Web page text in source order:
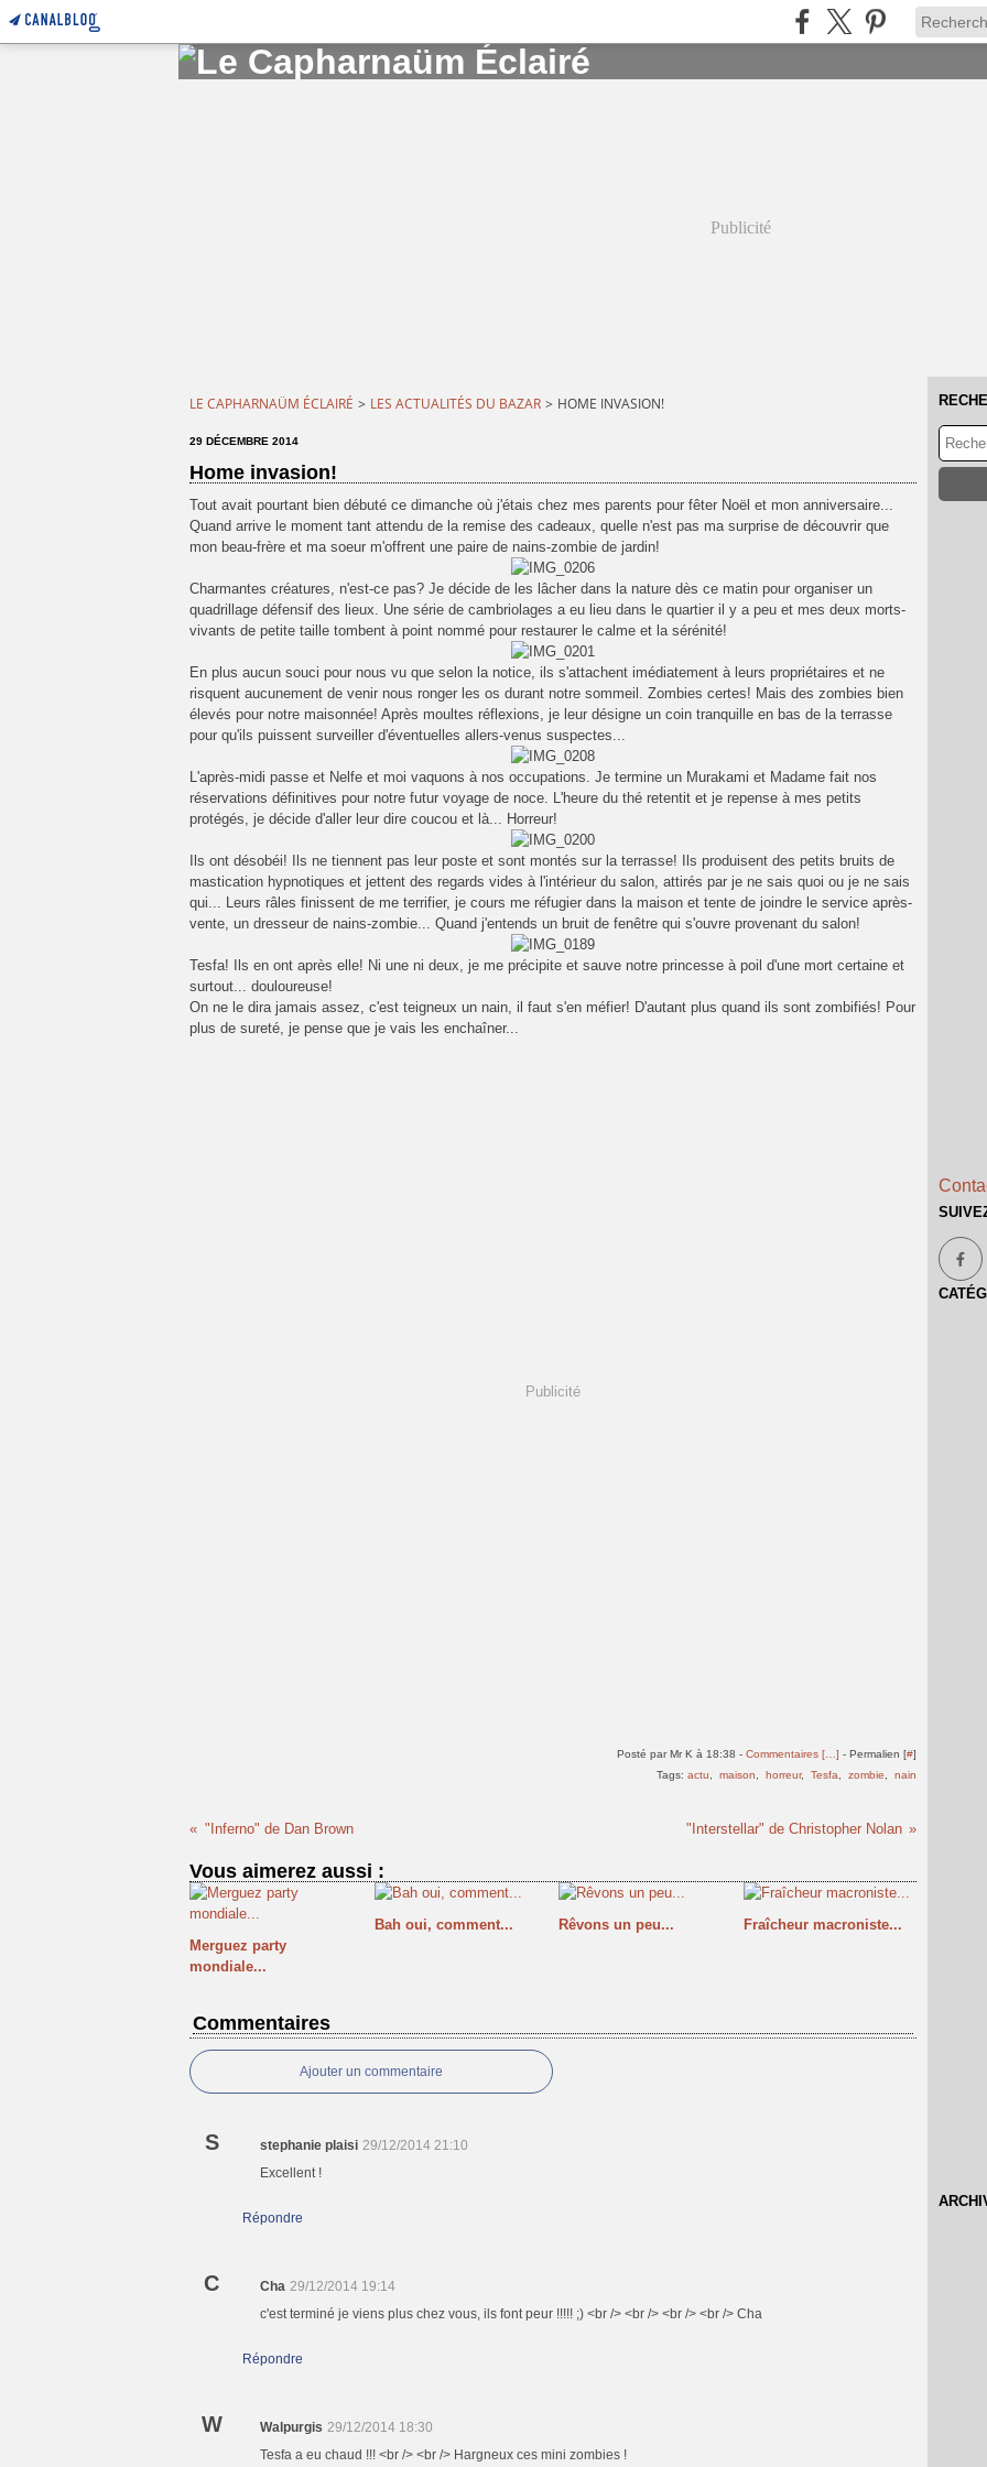
Publicité
LE CAPHARNAÜM ÉCLAIRÉ > LES ACTUALITÉS DU BAZAR > HOME INVASION!
29 DÉCEMBRE 2014
Home invasion!
Tout avait pourtant bien débuté ce dimanche où j'étais chez mes parents pour fêter Noël et mon anniversaire...
Quand arrive le moment tant attendu de la remise des cadeaux, quelle n'est pas ma surprise de découvrir que
mon beau-frère et ma soeur m'offrent une paire de nains-zombie de jardin!
Charmantes créatures, n'est-ce pas? Je décide de les lâcher dans la nature dès ce matin pour organiser un
quadrillage défensif des lieux. Une série de cambriolages a eu lieu dans le quartier il y a peu et mes deux morts-
vivants de petite taille tombent à point nommé pour restaurer le calme et la sérénité!
En plus aucun souci pour nous vu que selon la notice, ils s'attachent imédiatement à leurs propriétaires et ne
risquent aucunement de venir nous ronger les os durant notre sommeil. Zombies certes! Mais des zombies bien
élevés pour notre maisonnée! Après moultes réflexions, je leur désigne un coin tranquille en bas de la terrasse
pour qu'ils puissent surveiller d'éventuelles allers-venus suspectes...
L'après-midi passe et Nelfe et moi vaquons à nos occupations. Je termine un Murakami et Madame fait nos
réservations définitives pour notre futur voyage de noce. L'heure du thé retentit et je repense à mes petits
protégés, je décide d'aller leur dire coucou et là... Horreur!
Ils ont désobéi! Ils ne tiennent pas leur poste et sont montés sur la terrasse! Ils produisent des petits bruits de
mastication hypnotiques et jettent des regards vides à l'intérieur du salon, attirés par je ne sais quoi ou je ne sais
qui... Leurs râles finissent de me terrifier, je cours me réfugier dans la maison et tente de joindre le service après-
vente, un dresseur de nains-zombie... Quand j'entends un bruit de fenêtre qui s'ouvre provenant du salon!
Tesfa! Ils en ont après elle! Ni une ni deux, je me précipite et sauve notre princesse à poil d'une mort certaine et
surtout... douloureuse!
On ne le dira jamais assez, c'est teigneux un nain, il faut s'en méfier! D'autant plus quand ils sont zombifiés! Pour
plus de sureté, je pense que je vais les enchaîner...
Publicité
Posté par Mr K à 18:38 - Commentaires [ ] - Permalien [#]
Tags: actu maison horreur, Tesfa zombie nain
"Inferno" de Dan Brown "Interstellar" de Christopher Nolan
Vous aimerez aussi :
Merguez party
mondiale...
Bah oui, comment... Rêvons un peu... Fraîcheur macroniste...
Commentaires
Ajouter un commentaire
S stephanie plaisi 29/12/2014 21:10
Excellent !
Répondre
C Cha 29/12/2014 19:14
c'est terminé je viens plus chez vous, ils font peur !!!!! ;) <br /> <br /> <br /> <br /> Cha
Répondre
W Walpurgis 29/12/2014 18:30
Tesfa a eu chaud !!! <br /> <br /> Hargneux ces mini zombies !